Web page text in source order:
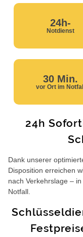
24h-
Notdienst
30 Min.
vor Ort im Notfall
24h
Dank unserer
Disposition erreichen
nach Verkehrslage –
Notfall.